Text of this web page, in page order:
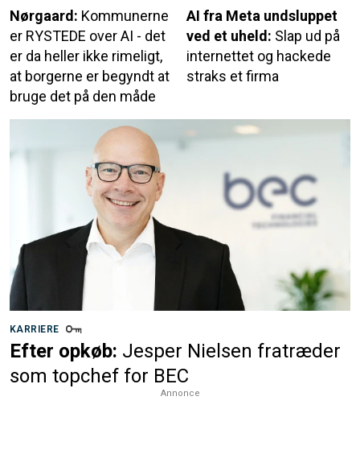
Nørgaard: Kommunerne
er RYSTEDE over AI - det
er da heller ikke rimeligt,
at borgerne er begyndt at
bruge det på den måde
AI fra Meta undsluppet
ved et uheld: Slap ud på
internettet og hackede
straks et firma
KARRIERE
Efter opkøb: Jesper Nielsen fratræder
som topchef for BEC
Annonce